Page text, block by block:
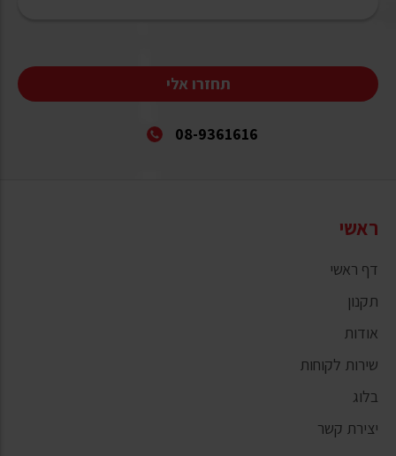
תחזרו אלי
08-9361616
ראשי
דף ראשי
תקנון
אודות
שירות לקוחות
בלוג
יצירת קשר